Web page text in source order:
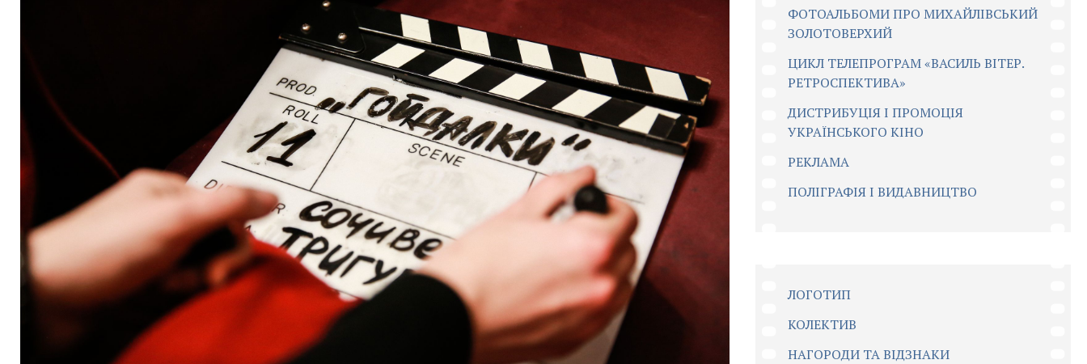
ФОТОАЛЬБОМИ ПРО МИХАЙЛІВСЬКИЙ
ЗОЛОТОВЕРХИЙ
ЦИКЛ ТЕЛЕПРОГРАМ «ВАСИЛЬ ВІТЕР.
РЕТРОСПЕКТИВА»
ДИСТРИБУЦІЯ І ПРОМОЦІЯ
УКРАЇНСЬКОГО КІНО
РЕКЛАМА
ПОЛІГРАФІЯ І ВИДАВНИЦТВО
ЛОГОТИП
КОЛЕКТИВ
НАГОРОДИ ТА ВІДЗНАКИ